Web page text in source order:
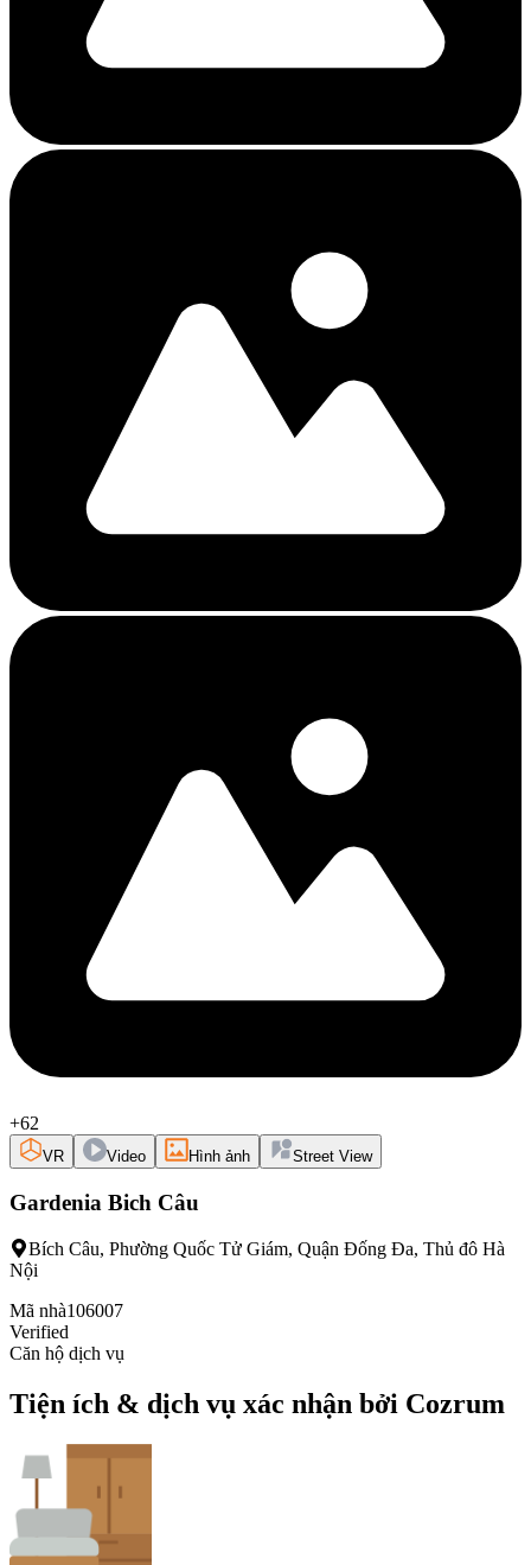
+62
VR Video Hình ảnh Street View
Gardenia Bich Câu
Bích Câu, Phường Quốc Tử Giám, Quận Đống Đa, Thủ đô Hà
Nội
Mã nhà106007
Verified
Căn hộ dịch vụ
Tiện ích & dịch vụ xác nhận bởi Cozrum